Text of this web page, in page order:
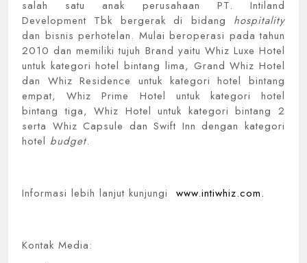
salah satu anak perusahaan PT. Intiland
Development Tbk bergerak di bidang hospitality
dan bisnis perhotelan. Mulai beroperasi pada tahun
2010 dan memiliki tujuh Brand yaitu Whiz Luxe Hotel
untuk kategori hotel bintang lima, Grand Whiz Hotel
dan Whiz Residence untuk kategori hotel bintang
empat, Whiz Prime Hotel untuk kategori hotel
bintang tiga, Whiz Hotel untuk kategori bintang 2
serta Whiz Capsule dan Swift Inn dengan kategori
hotel budget.
Informasi lebih lanjut kunjungi www.intiwhiz.com.
Kontak Media: